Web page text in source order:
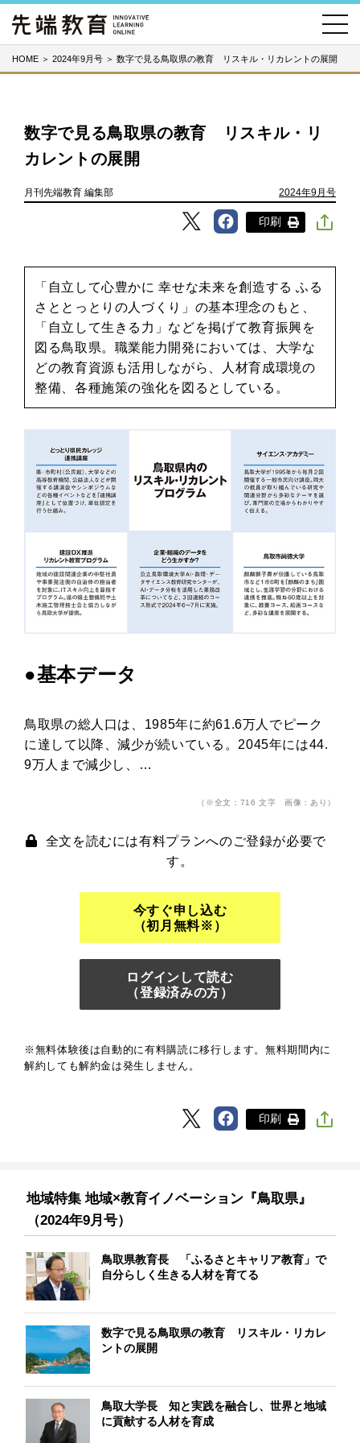
HOME ＞ 2024年9月号 ＞ 数字で見る鳥取県の教育 リスキル・リカレントの展開
数字で見る鳥取県の教育 リスキル・リ
カレントの展開
月刊先端教育 編集部 2024年9月号
印刷
「自立して心豊かに 幸せな未来を創造する ふる
さととっとりの人づくり」の基本理念のもと、
「自立して生きる力」などを掲げて教育振興を
図る鳥取県。職業能力開発においては、大学な
どの教育資源も活用しながら、人材育成環境の
整備、各種施策の強化を図るとしている。
●基本データ
鳥取県の総人口は、1985年に約61.6万人でピーク
に達して以降、減少が続いている。2045年には44.
9万人まで減少し、…
（※全文：716 文字 画像：あり）
全文を読むには有料プランへのご登録が必要で
す。
今すぐ申し込む
（初月無料※）
ログインして読む
（登録済みの方）
※無料体験後は自動的に有料購読に移行します。無料期間内に
解約しても解約金は発生しません。
印刷
地域特集 地域×教育イノベーション『鳥取県』
（2024年9月号）
鳥取県教育長 「ふるさとキャリア教育」で
自分らしく生きる人材を育てる
数字で見る鳥取県の教育 リスキル・リカレ
ントの展開
鳥取大学長 知と実践を融合し、世界と地域
に貢献する人材を育成